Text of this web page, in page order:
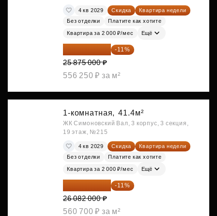
4 кв 2029 Скидка
Квартира недели
Без отделки
Платите как хотите
Квартира за 2 000 ₽/мес Ещё
23 028 750 ₽ -11%
25 875 000 ₽
556 250 ₽ за м²
1-комнатная, 41.4м²
ЖК Симоновский Вал, 3 корпус, 3 секция,
19 этаж, №215
4 кв 2029 Скидка
Квартира недели
Без отделки
Платите как хотите
Квартира за 2 000 ₽/мес Ещё
23 212 980 ₽ -11%
26 082 000 ₽
560 700 ₽ за м²